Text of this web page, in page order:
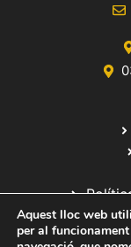
Aquest lloc web
per al